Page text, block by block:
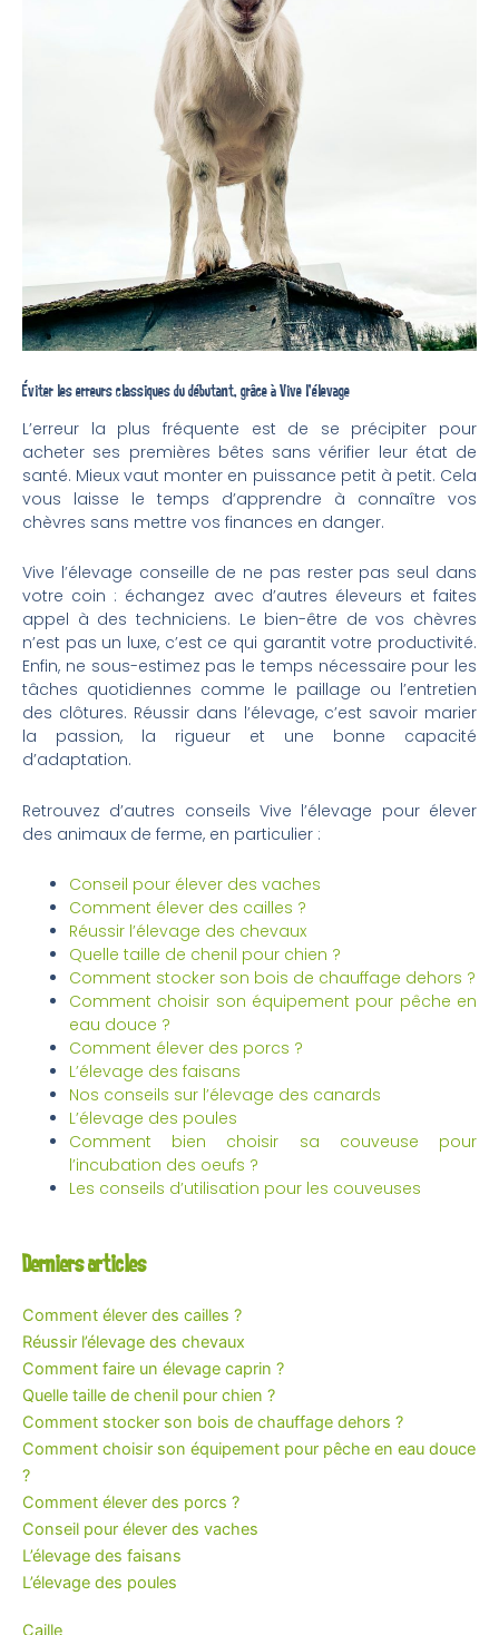
Éviter les erreurs classiques du débutant, grâce à Vive l’élevage
L’erreur la plus fréquente est de se précipiter pour
acheter ses premières bêtes sans vérifier leur état de
santé. Mieux vaut monter en puissance petit à petit. Cela
vous laisse le temps d’apprendre à connaître vos
chèvres sans mettre vos finances en danger.
Vive l’élevage conseille de ne pas rester pas seul dans
votre coin : échangez avec d’autres éleveurs et faites
appel à des techniciens. Le bien-être de vos chèvres
n’est pas un luxe, c’est ce qui garantit votre productivité.
Enfin, ne sous-estimez pas le temps nécessaire pour les
tâches quotidiennes comme le paillage ou l’entretien
des clôtures. Réussir dans l’élevage, c’est savoir marier
la passion, la rigueur et une bonne capacité
d’adaptation.
Retrouvez d’autres conseils Vive l’élevage pour élever
des animaux de ferme, en particulier :
Conseil pour élever des vaches
Comment élever des cailles ?
Réussir l’élevage des chevaux
Quelle taille de chenil pour chien ?
Comment stocker son bois de chauffage dehors ?
Comment choisir son équipement pour pêche en
eau douce ?
Comment élever des porcs ?
L’élevage des faisans
Nos conseils sur l’élevage des canards
L’élevage des poules
Comment bien choisir sa couveuse pour
l’incubation des oeufs ?
Les conseils d’utilisation pour les couveuses
Derniers articles
Comment élever des cailles ?
Réussir l’élevage des chevaux
Comment faire un élevage caprin ?
Quelle taille de chenil pour chien ?
Comment stocker son bois de chauffage dehors ?
Comment choisir son équipement pour pêche en eau douce
?
Comment élever des porcs ?
Conseil pour élever des vaches
L’élevage des faisans
L’élevage des poules
Caille